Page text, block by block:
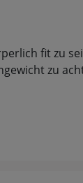
fit zu
zu